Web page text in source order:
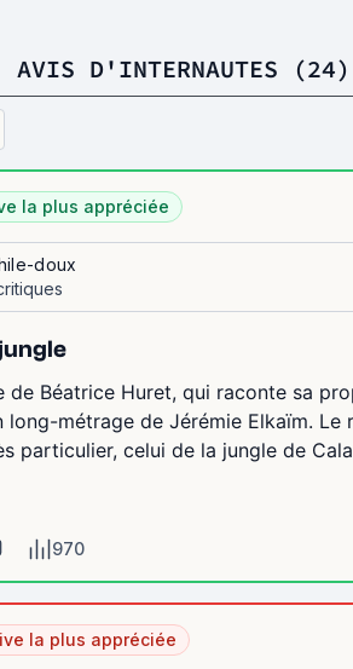
AVIS D'INTERNAUTES (24)
la plus appréciée
doux
de Béatrice Huret, qui raconte sa
long-métrage de Jérémie Elkaïm.
particulier, celui de la jungle de
970
la plus appréciée